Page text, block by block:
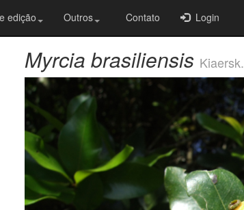
edição Outros Contato Login
Myrcia brasiliensis Kiaersk.